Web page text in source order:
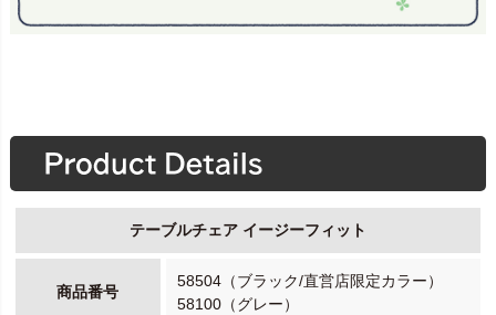
テーブルチェア イージーフィット
商品番号
58504（ブラック/直営店限定カラー）
58100（グレー）